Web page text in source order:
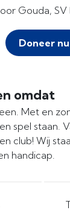
Gouda, SV
Doneer nu
omdat
Met en
spel staan.
club! Wij
handicap.